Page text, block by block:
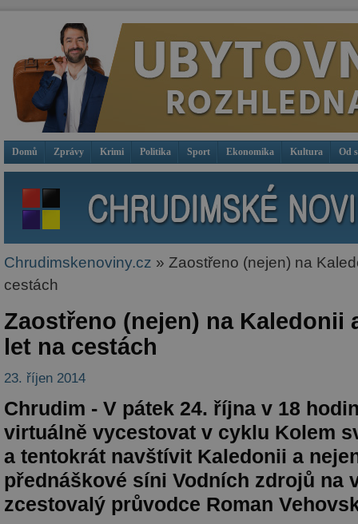
Domů Zprávy Krimi Politika Sport Ekonomika Kultura Od
Chrudimskenoviny.cz » Zaostřeno (nejen) na
cestách
Zaostřeno (nejen) na Kaledonii
let na cestách
23. říjen 2014
Chrudim - V pátek 24. října v 18
virtuálně vycestovat v cyklu Kolem
a tentokrát navštívit Kaledonii a
přednáškové síni Vodních zdrojů na
zcestovalý průvodce Roman